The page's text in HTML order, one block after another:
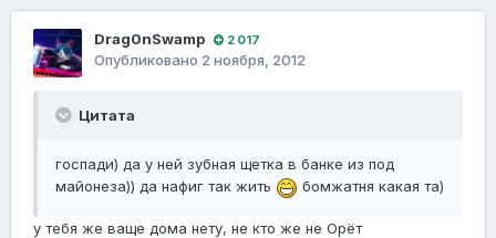
Drag0nSwamp 2 017
Опубликовано 2 ноября, 2012
Цитата
госпади) да у ней зубная щетка в банке из под
майонеза)) да нафиг так жить
бомжатня какая та)
у тебя же ваще дома нету, не кто же не Орёт